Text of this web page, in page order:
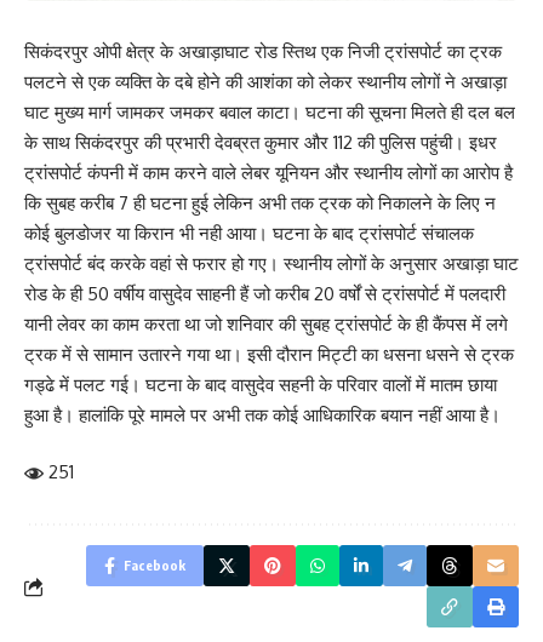
सिकंदरपुर ओपी क्षेत्र के अखाड़ाघाट रोड स्तिथ एक निजी ट्रांसपोर्ट का ट्रक
पलटने से एक व्यक्ति के दबे होने की आशंका को लेकर स्थानीय लोगों ने अखाड़ा
घाट मुख्य मार्ग जामकर जमकर बवाल काटा। घटना की सूचना मिलते ही दल बल
के साथ सिकंदरपुर की प्रभारी देवब्रत कुमार और 112 की पुलिस पहुंची। इधर
ट्रांसपोर्ट कंपनी में काम करने वाले लेबर यूनियन और स्थानीय लोगों का आरोप है
कि सुबह करीब 7 ही घटना हुई लेकिन अभी तक ट्रक को निकालने के लिए न
कोई बुलडोजर या किरान भी नही आया। घटना के बाद ट्रांसपोर्ट संचालक
ट्रांसपोर्ट बंद करके वहां से फरार हो गए। स्थानीय लोगों के अनुसार अखाड़ा घाट
रोड के ही 50 वर्षीय वासुदेव साहनी हैं जो करीब 20 वर्षों से ट्रांसपोर्ट में पलदारी
यानी लेवर का काम करता था जो शनिवार की सुबह ट्रांसपोर्ट के ही कैंपस में लगे
ट्रक में से सामान उतारने गया था। इसी दौरान मिट्टी का धसना धसने से ट्रक
गड्ढे में पलट गई। घटना के बाद वासुदेव सहनी के परिवार वालों में मातम छाया
हुआ है। हालांकि पूरे मामले पर अभी तक कोई आधिकारिक बयान नहीं आया है।
251
Facebook